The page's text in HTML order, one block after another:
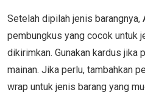
Setelah dipilah jenis barangnya,
pembungkus yang cocok untuk
dikirimkan. Gunakan kardus jika
mainan. Jika perlu, tambahkan
wrap untuk jenis barang yang